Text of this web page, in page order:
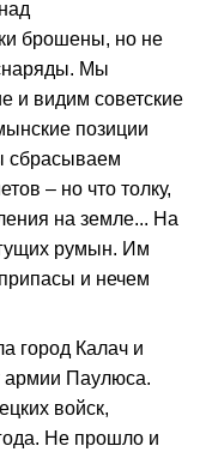
брошены, но не
Мы
и видим советские
позиции
сбрасываем
– но что толку,
на земле... На
румын. Им
и нечем
город Калач и
армии Паулюса.
войск,
Не прошло и